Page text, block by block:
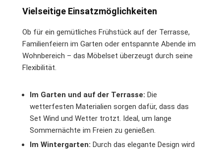
Vielseitige Einsatzmöglichkeiten
Ob für ein gemütliches Frühstück auf der Terrasse,
Familienfeiern im Garten oder entspannte Abende im
Wohnbereich – das Möbelset überzeugt durch seine
Flexibilität.
Im Garten und auf der Terrasse: Die
wetterfesten Materialien sorgen dafür, dass das
Set Wind und Wetter trotzt. Ideal, um lange
Sommernächte im Freien zu genießen.
Im Wintergarten: Durch das elegante Design wird